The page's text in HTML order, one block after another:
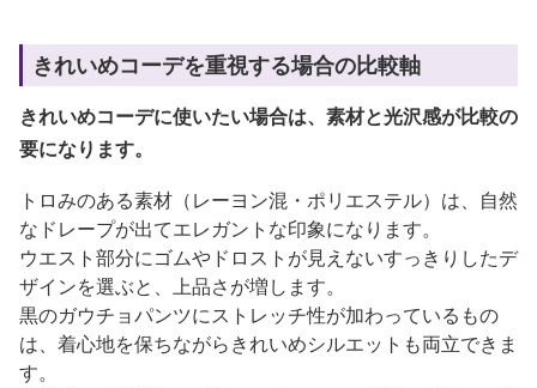
きれいめコーデを重視する場合の比較軸
きれいめコーデに使いたい場合は、素材と光沢感が比較の
要になります。
トロみのある素材（レーヨン混・ポリエステル）は、自然
なドレープが出てエレガントな印象になります。
ウエスト部分にゴムやドロストが見えないすっきりしたデ
ザインを選ぶと、上品さが増します。
黒のガウチョパンツにストレッチ性が加わっているもの
は、着心地を保ちながらきれいめシルエットも両立できま
す。